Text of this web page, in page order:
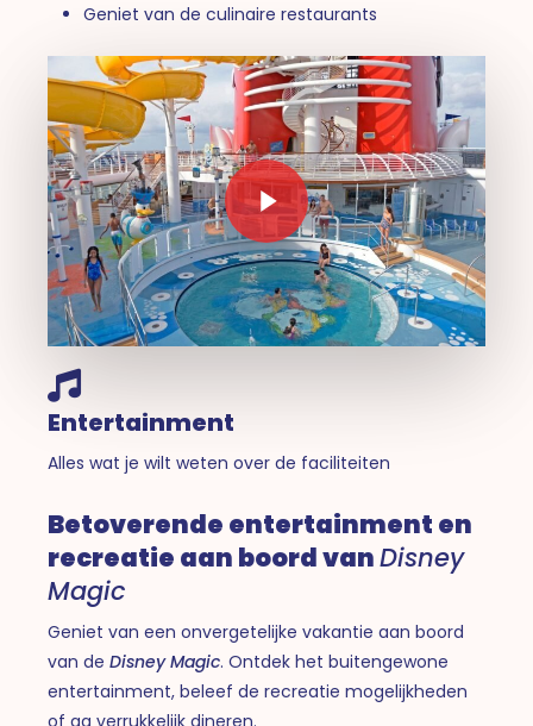
Geniet van de culinaire restaurants
Play Video
Play Video
Entertainment
Alles wat je wilt weten over de faciliteiten
Betoverende entertainment en
recreatie aan boord vanDisney
Magic
Geniet van een onvergetelijke vakantie aan boord
van deDisney Magic. Ontdek het buitengewone
entertainment, beleef de recreatie mogelijkheden